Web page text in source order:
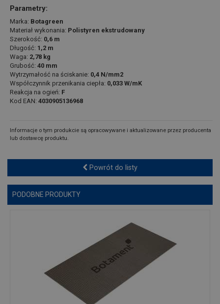
Parametry:
Marka: Botagreen
Materiał wykonania: Polistyren ekstrudowany
Szerokość: 0,6 m
Długość: 1,2 m
Waga: 2,78 kg
Grubość: 40 mm
Wytrzymałość na ściskanie: 0,4 N/mm2
Współczynnik przenikania ciepła: 0,033 W/mK
Reakcja na ogień: F
Kod EAN: 4030905136968
Informacje o tym produkcie są opracowywane i aktualizowane przez producenta
lub dostawcę produktu.
Powrót do listy
PODOBNE PRODUKTY